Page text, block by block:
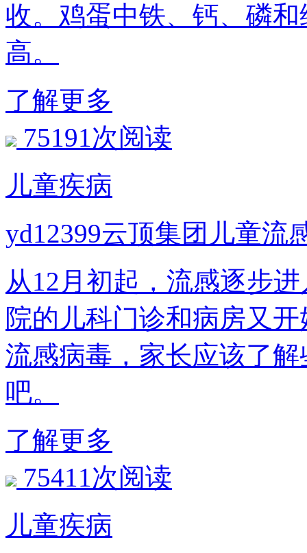
收。鸡蛋中铁、钙、磷
高。
了解更多
75191次阅读
儿童疾病
yd12399云顶集团儿童流
从12月初起，流感逐步
院的儿科门诊和病房又
流感病毒，家长应该了
吧。
了解更多
75411次阅读
儿童疾病